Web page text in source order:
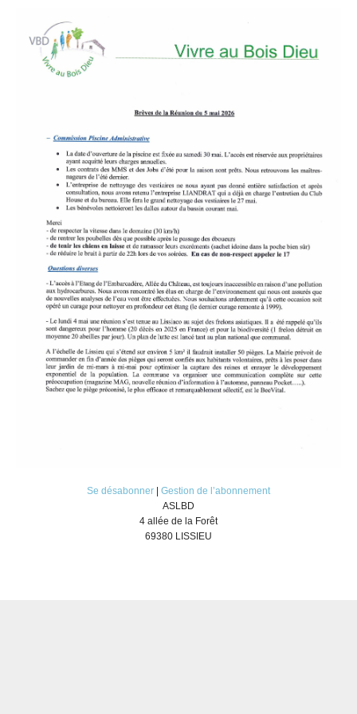
Se désabonner
Gestion de l’abonnement
ASLBD
4 allée de la Forêt
69380 LISSIEU